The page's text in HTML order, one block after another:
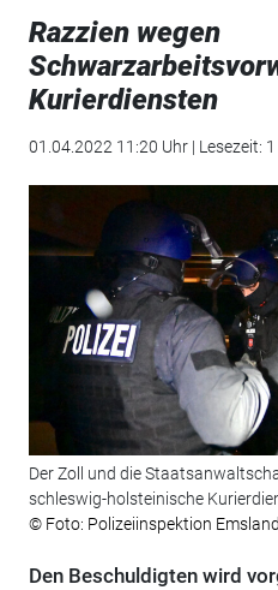
Razzien wegen
Kurierdiensten
01.04.2022 11:20 Uhr | Lesezeit:
Der Zoll und die
schleswig-holsteinische
© Foto: Polizeiinspektion
Den Beschuldigten wird